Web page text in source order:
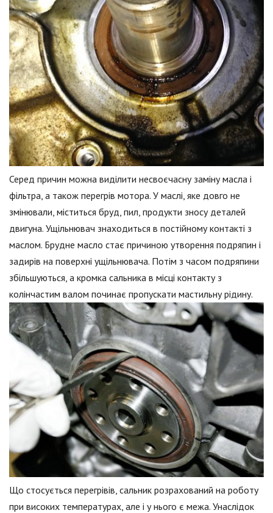
Серед причин можна виділити несвоєчасну заміну масла і
фільтра, а також перегрів мотора. У маслі, яке довго не
змінювали, міститься бруд, пил, продукти зносу деталей
двигуна. Ущільнювач знаходиться в постійному контакті з
маслом. Брудне масло стає причиною утворення подряпин і
задирів на поверхні ущільнювача. Потім з часом подряпини
збільшуються, а кромка сальника в місці контакту з
колінчастим валом починає пропускати мастильну рідину.
Що стосується перегрівів, сальник розрахований на роботу
при високих температурах, але і у нього є межа. Унаслідок